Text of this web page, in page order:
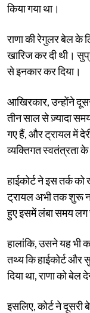
किया गया था।
राणा की रेगुलर बेल के
खारिज कर दी थी।
से इनकार कर दिया।
आखिरकार, उन्होंने
तीन साल से ज़्यादा
गए हैं, और ट्रायल में
व्यक्तिगत स्वतंत्रता
हाईकोर्ट ने इस तर्क
ट्रायल अभी तक शुरू
हुए इसमें लंबा समय
हालांकि, उसने यह भी
तथ्य कि हाईकोर्ट और
दिया था, राणा को
इसलिए, कोर्ट ने दूसरी